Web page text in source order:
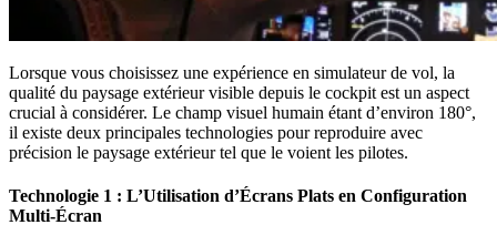
Lorsque vous choisissez une expérience en simulateur de vol, la
qualité du paysage extérieur visible depuis le cockpit est un aspect
crucial à considérer. Le champ visuel humain étant d’environ 180°,
il existe deux principales technologies pour reproduire avec
précision le paysage extérieur tel que le voient les pilotes.
Technologie 1 : L’Utilisation d’Écrans Plats en Configuration
Multi-Écran